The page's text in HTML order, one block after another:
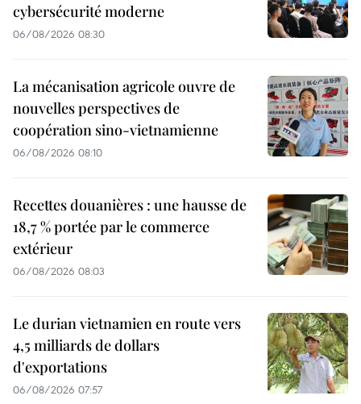
cybersécurité moderne
06/08/2026 08:30
La mécanisation agricole ouvre de
nouvelles perspectives de
coopération sino-vietnamienne
06/08/2026 08:10
Recettes douanières : une hausse de
18,7 % portée par le commerce
extérieur
06/08/2026 08:03
Le durian vietnamien en route vers
4,5 milliards de dollars
d'exportations
06/08/2026 07:57